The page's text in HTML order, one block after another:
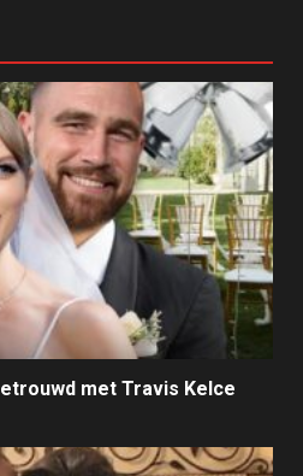
met Travis Kelce